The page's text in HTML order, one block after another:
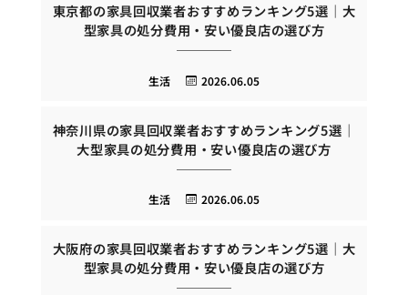
東京都の家具回収業者おすすめランキング5選｜大
型家具の処分費用・安い優良店の選び方
2026.06.05
生活
神奈川県の家具回収業者おすすめランキング5選｜
大型家具の処分費用・安い優良店の選び方
2026.06.05
生活
大阪府の家具回収業者おすすめランキング5選｜大
型家具の処分費用・安い優良店の選び方